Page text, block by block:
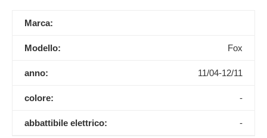
Marca:
Modello: Fox
anno: 11/04-12/11
colore: -
abbattibile elettrico: -